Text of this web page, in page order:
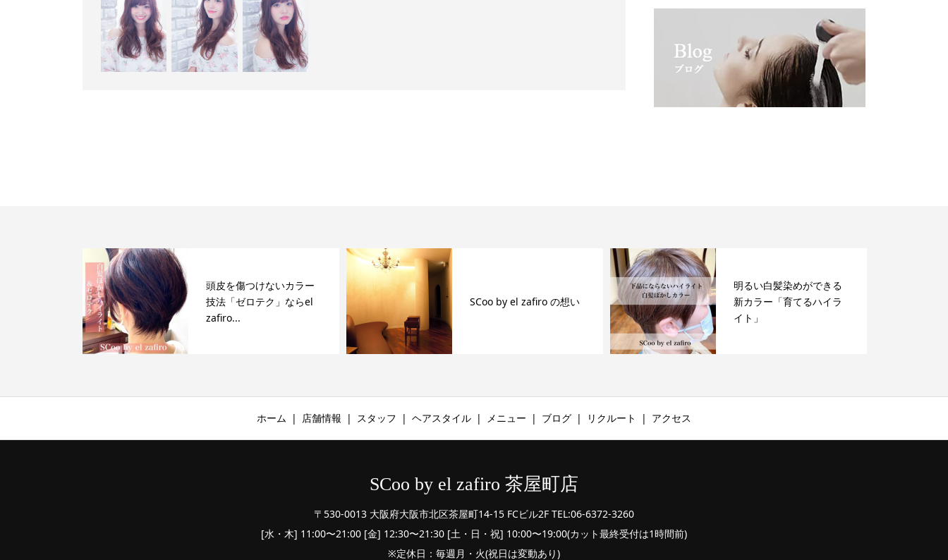
頭皮を傷つけないカラー
技法「ゼロテク」ならel
zafiro...
SCoo by el zafiro の想い
明るい白髪染めができる
新カラー「育てるハイラ
イト」
ホーム 店舗情報 スタッフ ヘアスタイル メニュー ブログ リクルート アクセス
SCoo by el zafiro 茶屋町店
〒530-0013 大阪府大阪市北区茶屋町14-15 FCビル2F TEL:06-6372-3260
[水・木] 11:00〜21:00 [金] 12:30〜21:30 [土・日・祝] 10:00〜19:00(カット最終受付は1時間前)
※定休日：毎週月・火(祝日は変動あり)